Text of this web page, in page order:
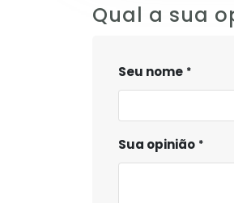
Qual a sua
Seu nome
Sua opinião